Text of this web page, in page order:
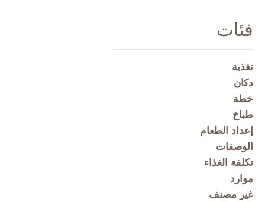
فئات
تغذية
دكان
خطة
طباخ
إعداد الطعام
الوصفات
تكلفة الغذاء
موارد
غير مصنف